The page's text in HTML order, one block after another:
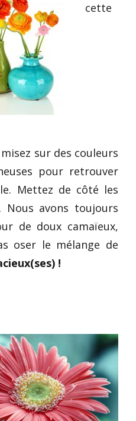
cette
sur des couleurs
pour retrouver
Mettez de côté les
avons toujours
de doux camaïeux,
oser le mélange de
!